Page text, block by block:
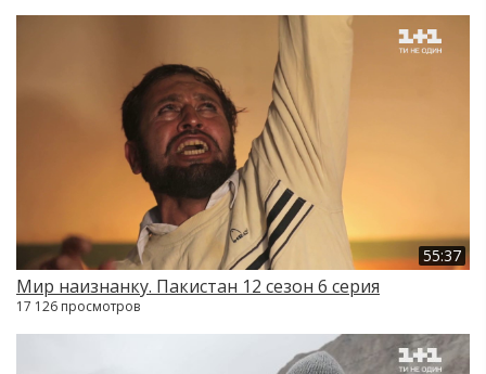
55:37
Мир наизнанку. Пакистан 12 сезон 6 серия
17 126 просмотров